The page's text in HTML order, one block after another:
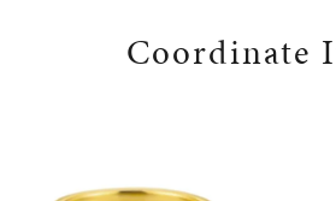
Coordinate